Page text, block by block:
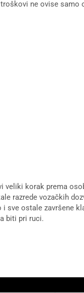
ne ovise
veliki korak prema
razrede vozačkih
sve ostale završene
biti pri ruci.